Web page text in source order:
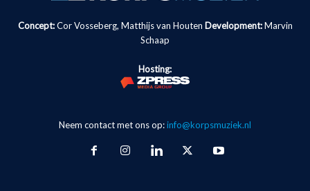
Concept:Cor Vosseberg, Matthijs van Houten Development: Marvin
Schaap
Hosting:
Neem contact met ons op:info@korpsmuziek.nl